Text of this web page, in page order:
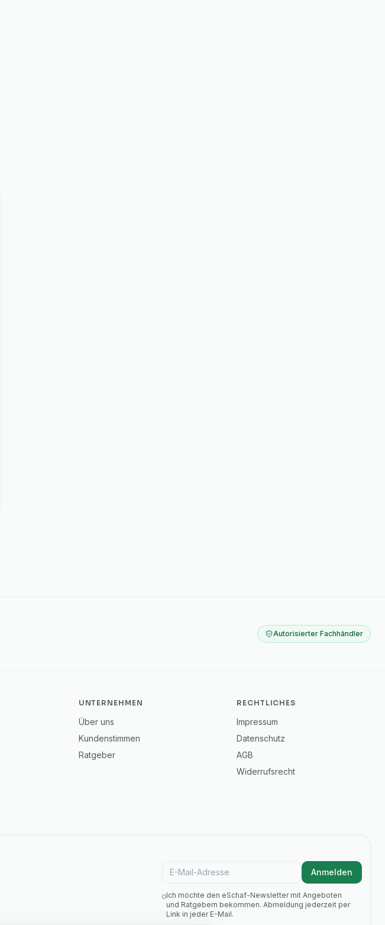
Autorisierter Fachhändler
UNTERNEHMEN
Über uns
Kundenstimmen
Ratgeber
RECHTLICHES
Impressum
Datenschutz
AGB
Widerrufsrecht
E-Mail für Newsletter Anmelden
Ich möchte den eSchaf-Newsletter mit Angeboten
und Ratgebern bekommen. Abmeldung jederzeit per
Link in jeder E-Mail.